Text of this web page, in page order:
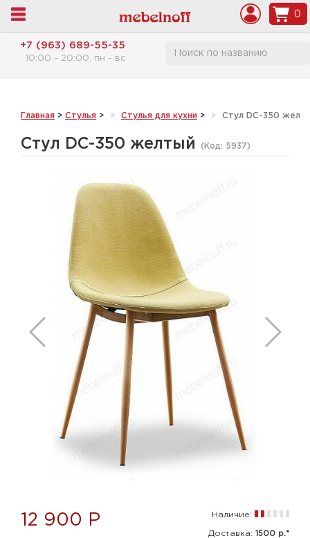
0
+7 (963) 689-55-35
10:00 - 20:00, пн - вс
Главная > Стулья > Стулья для кухни > Стул DC-350
Стул DC-350 желтый (Код: 5937)
12 900 Р Наличие:
Доставка: 1500 р.*